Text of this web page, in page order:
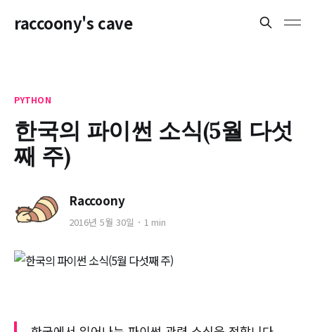
raccoony's cave
PYTHON
한국의 파이썬 소식(5월 다섯
째 주)
Raccoony
2016년 5월 30일 1 min